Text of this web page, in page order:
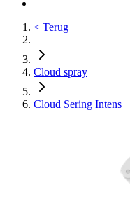
< Terug
Cloud spray
Cloud Sering Intens